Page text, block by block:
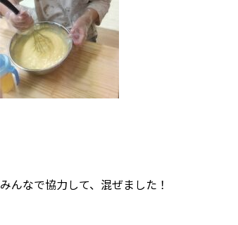
みんなで協力して、混ぜました！